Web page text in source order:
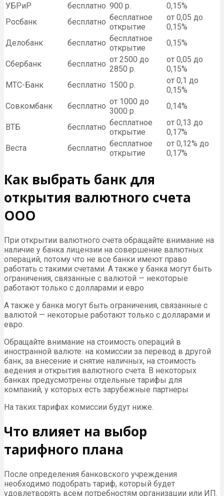
УБРиР
бесплатно 900 р.
0,15%
Росбанк
бесплатно бесплатное
открытие
от 0,05 до
0,15%
Делобанк
бесплатно бесплатное
открытие
0,15%
Сбербанк бесплатно от 2500 до
2850 р.
от 0,05 до
0,15%
МТС-Банк
бесплатно 1500 р.
от 0,1 до
0,15%
Совкомбанк
бесплатно от 1000 до
3000 р.
0,14%
ВТБ бесплатно бесплатное
открытие
от 0,13 до
0,17%
Веста
бесплатно бесплатное
открытие
от 0,12% до
0,17%
Как выбрать банк для
открытия валютного счета
ООО
При открытии валютного счета обращайте внимание на
наличие у банка лицензии на совершение валютных
операций, потому что не все банки имеют право
работать с такими счетами. А также у банка могут быть
ограничения, связанные с валютой — некоторые
работают только с долларами и евро
А также у банка могут быть ограничения, связанные с
валютой — некоторые работают только с долларами и
евро.
Обращайте внимание на стоимость операций в
иностранной валюте: на комиссии за перевод в другой
банк, за внесение и снятие наличных, на стоимость
ведения и открытия валютного счета. В некоторых
банках предусмотрены отдельные тарифы для
компаний, у которых есть зарубежные партнеры
На таких тарифах комиссии будут ниже.
Что влияет на выбор
тарифного плана
После определения банковского учреждения
необходимо подобрать тариф, который будет
удовлетворять всем потребностям организации или ИП.